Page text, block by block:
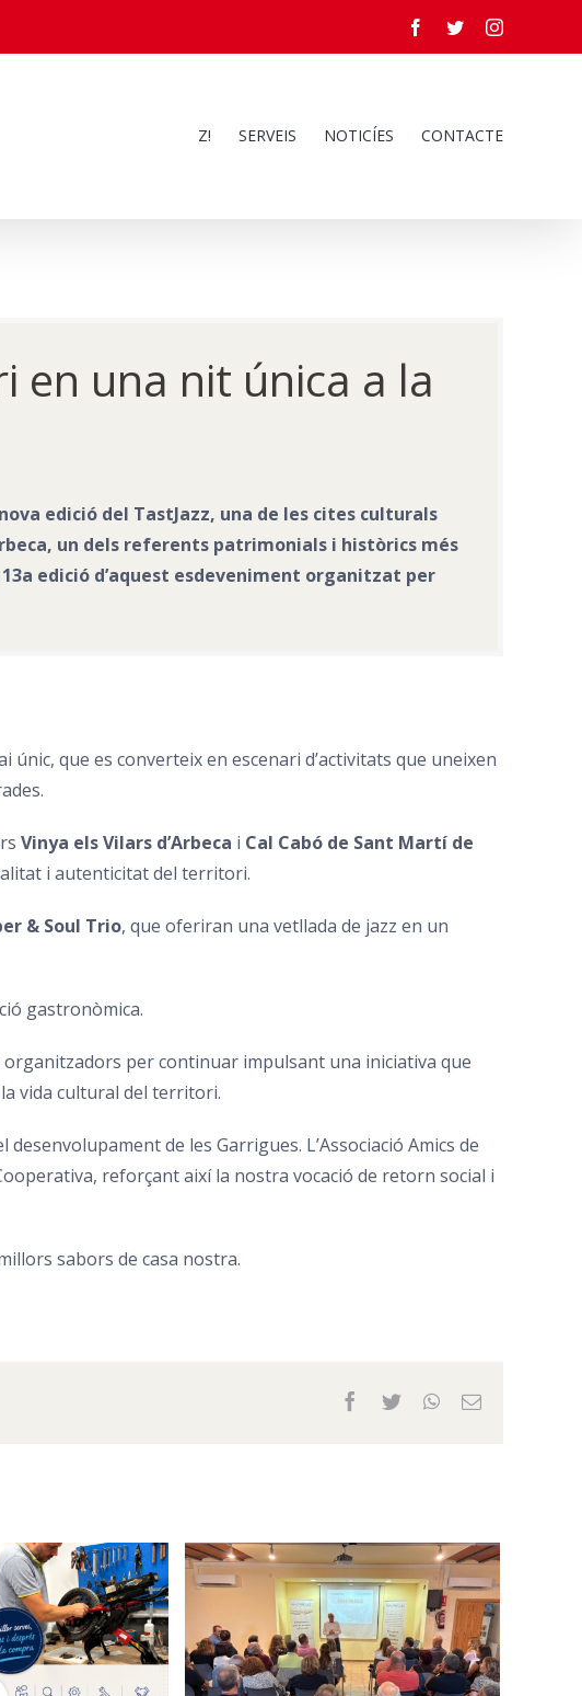
Facebook
TwitterInstagram
Z! SERVEIS NOTICÍES CONTACTE
en una nit única a la
edició del TastJazz, una de les cites culturals
un dels referents patrimonials i històrics més
edició d’aquest esdeveniment organitzat per
que es converteix en escenari d’activitats que uneixen
Vinya els Vilars d’Arbeca i Cal Cabó de Sant Martí de
i autenticitat del territori.
& Soul Trio, que oferiran una vetllada de jazz en un
gastronòmica.
per continuar impulsant una iniciativa que
vida cultural del territori.
de les Garrigues. L’Associació Amics de
reforçant així la nostra vocació de retorn social i
sabors de casa nostra.
Facebook
TwitterWhatsApp
Email